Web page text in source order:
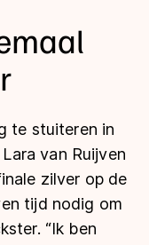
te stuiteren in
van Ruijven
zilver op de
tijd nodig om
“Ik ben